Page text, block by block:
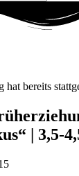
hat bereits
| 3,5-